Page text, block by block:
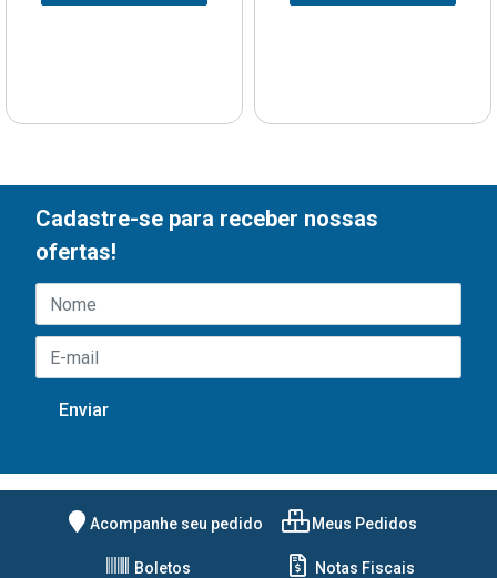
Cadastre-se para receber nossas
ofertas!
Acompanhe seu pedido Meus Pedidos
Boletos Notas Fiscais